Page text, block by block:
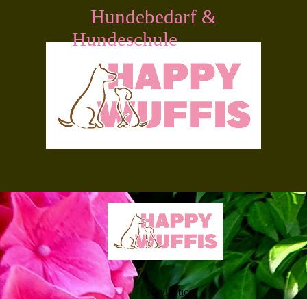
Hundebedarf &
Hundeschule
Navigation